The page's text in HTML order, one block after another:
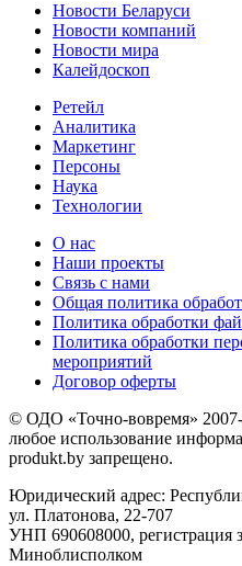
Новости Беларуси
Новости компаний
Новости мира
Калейдоскоп
Ретейл
Аналитика
Маркетинг
Персоны
Наука
Технологии
О нас
Наши проекты
Связь с нами
Общая политика
Политика обработки
Политика обработки
мероприятий
Договор оферты
© ОДО «Точно-вовремя»
любое использование
produkt.by запрещено.
Юридический адрес:
ул. Платонова, 22-707
УНП 690608000, регистрация
Миноблисполком